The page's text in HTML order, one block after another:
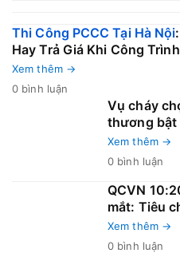
Thi Công PCCC Tại Hà Nội
Hay Trả Giá Khi Công
Xem thêm →
0 bình luận
Vụ cháy
thương bật
hàng tỷ
Xem thêm →
0 bình luận
QCVN
mắt: Tiêu
và công
ngành xây
Xem thêm →
0 bình luận